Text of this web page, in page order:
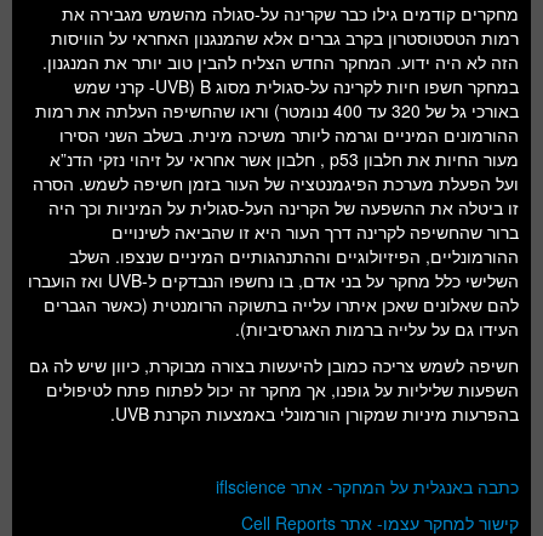
מחקרים קודמים גילו כבר שקרינה על-סגולה מהשמש מגבירה את
רמות הטסטוסטרון בקרב גברים אלא שהמנגנון האחראי על הוויסות
הזה לא היה ידוע. המחקר החדש הצליח להבין טוב יותר את המנגנון.
במחקר חשפו חיות לקרינה על-סגולית מסוג B (UVB- קרני שמש
באורכי גל של 320 עד 400 ננומטר) וראו שהחשיפה העלתה את רמות
ההורמונים המיניים וגרמה ליותר משיכה מינית. בשלב השני הסירו
מעור החיות את חלבון p53 , חלבון אשר אחראי על זיהוי נזקי הדנ”א
ועל הפעלת מערכת הפיגמנטציה של העור בזמן חשיפה לשמש. הסרה
זו ביטלה את ההשפעה של הקרינה העל-סגולית על המיניות וכך היה
ברור שהחשיפה לקרינה דרך העור היא זו שהביאה לשינויים
ההורמונליים, הפיזיולוגיים וההתנהגותיים המיניים שנצפו. השלב
השלישי כלל מחקר על בני אדם, בו נחשפו הנבדקים ל-UVB ואז הועברו
להם שאלונים שאכן איתרו עלייה בתשוקה הרומנטית (כאשר הגברים
העידו גם על עלייה ברמות האגרסיביות).
חשיפה לשמש צריכה כמובן להיעשות בצורה מבוקרת, כיוון שיש לה גם
השפעות שליליות על גופנו, אך מחקר זה יכול לפתוח פתח לטיפולים
בהפרעות מיניות שמקורן הורמונלי באמצעות הקרנת UVB.
כתבה באנגלית על המחקר- אתר iflscience
קישור למחקר עצמו- אתר Cell Reports